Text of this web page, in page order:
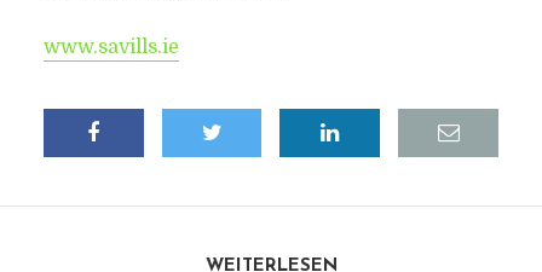
www.savills.ie
WEITERLESEN